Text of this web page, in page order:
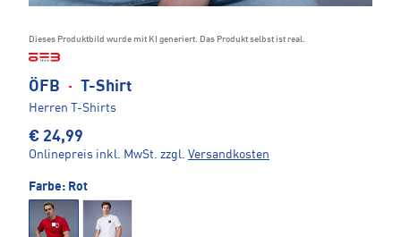
K
I
-
G
E
N
E
R
I
E
RT
Dieses Produktbild wurde mit KI generiert. Das Produkt selbst ist real.
ÖFB · T-Shirt
Herren T-Shirts
€ 24,99
Onlinepreis inkl. MwSt. zzgl. Versandkosten
Farbe: Rot